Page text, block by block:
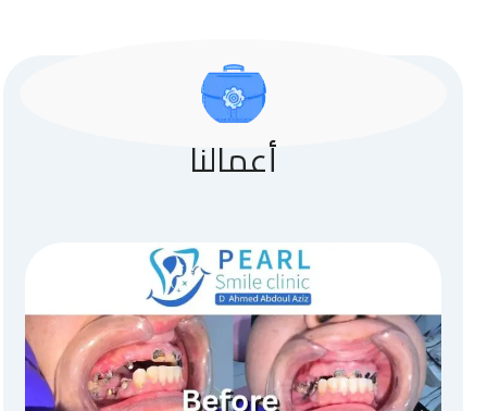
أعمالنا